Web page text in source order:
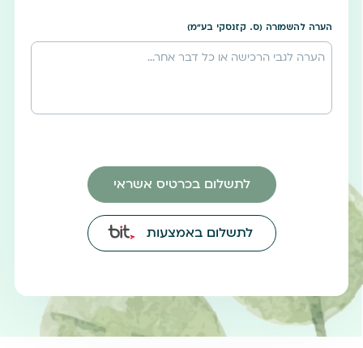
הערה להשמורה (ס. קזנסקי בע"מ)
לתשלום בכרטיס אשראי
לתשלום באמצעות